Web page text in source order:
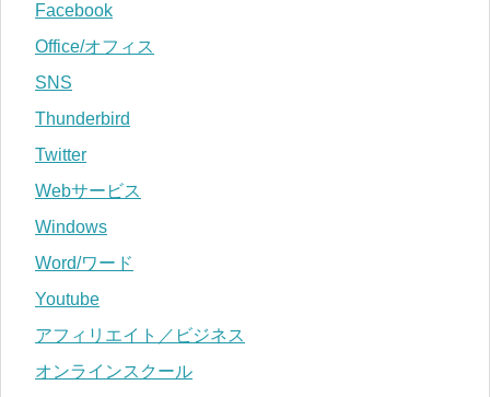
Facebook
Office/オフィス
SNS
Thunderbird
Twitter
Webサービス
Windows
Word/ワード
Youtube
アフィリエイト／ビジネス
オンラインスクール